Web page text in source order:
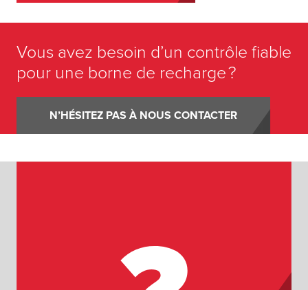
Vous avez besoin d’un contrôle fiable
pour une borne de recharge ?
N’HÉSITEZ PAS À NOUS CONTACTER